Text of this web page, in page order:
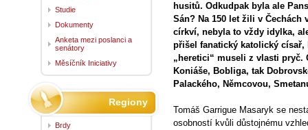
husitů. Odkudpak byla ale
Sán? Na 150 let žili v
církví, nebyla to vždy idylka,
přišel fanatický katolický císař,
„heretici“ museli z vlasti pryč.
Koniáše, Bobliga, tak
Palackého, Němcovou,
Tomáš Garrigue Masaryk se
osobností kvůli důstojnému
Studie
Dokumenty
Anketa mezi poslanci a
senátory
Měsíčník Iniciativy
Regiony
Brdy